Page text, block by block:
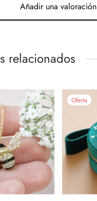
Añadir una valoración
relacionados
Oferta